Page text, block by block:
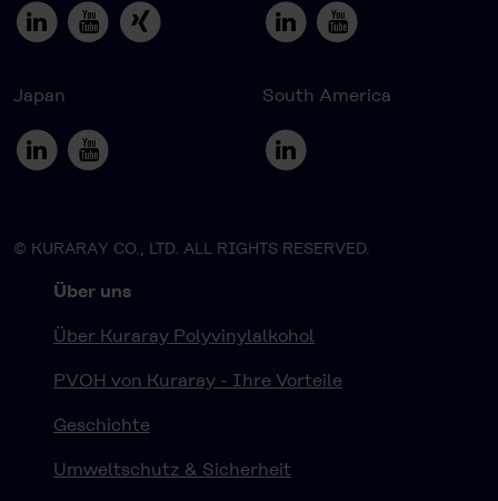
Japan South America
© KURARAY CO., LTD. ALL RIGHTS RESERVED.
Über uns
Über Kuraray Polyvinylalkohol
PVOH von Kuraray - Ihre Vorteile
Geschichte
Umweltschutz & Sicherheit